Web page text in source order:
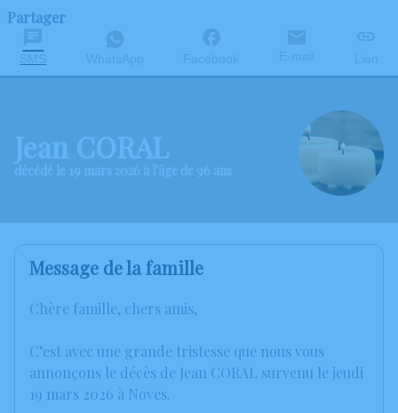
Partager
SMS WhatsApp Facebook E-mail Lien
Jean CORAL
décédé le 19 mars 2026 à l'âge de 96 ans
Message de la famille
Chère famille, chers amis,
C’est avec une grande tristesse que nous vous
annonçons le décès de Jean CORAL survenu le jeudi
19 mars 2026 à Noves.